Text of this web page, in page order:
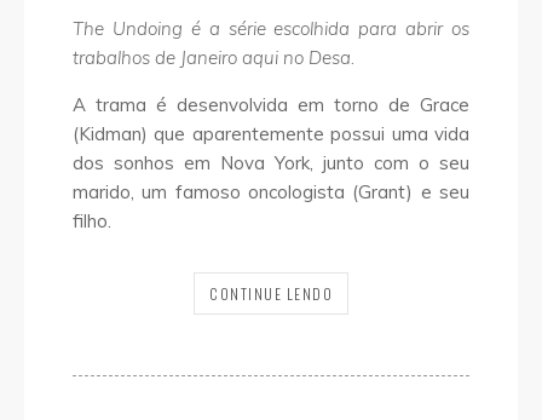
The Undoing é a série escolhida para abrir os
trabalhos de Janeiro aqui no Desa.
A trama é desenvolvida em torno de Grace
(Kidman) que aparentemente possui uma vida
dos sonhos em Nova York, junto com o seu
marido, um famoso oncologista (Grant) e seu
filho.
CONTINUE LENDO